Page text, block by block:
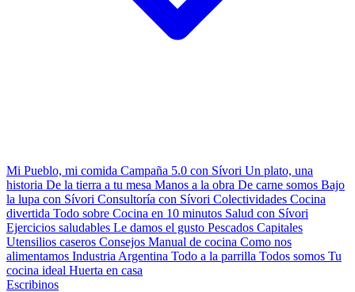
Mi Pueblo, mi comida Campaña 5.0 con Sívori Un plato, una
historia De la tierra a tu mesa Manos a la obra De carne somos Bajo
la lupa con Sívori Consultoría con Sívori Colectividades Cocina
divertida Todo sobre Cocina en 10 minutos Salud con Sívori
Ejercicios saludables Le damos el gusto Pescados Capitales
Utensilios caseros Consejos Manual de cocina Como nos
alimentamos Industria Argentina Todo a la parrilla Todos somos Tu
cocina ideal Huerta en casa
Escribinos